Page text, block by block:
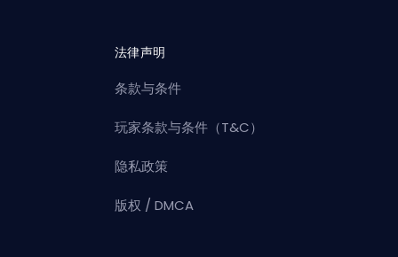
法律声明
条款与条件
玩家条款与条件（T&C）
隐私政策
版权 / DMCA